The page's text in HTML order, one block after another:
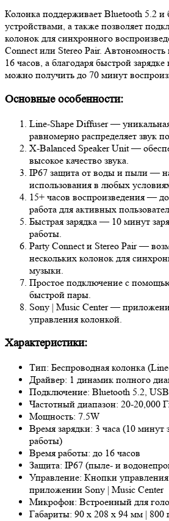
Колонка поддерживает Bluetooth 5.2
устройствами, а также позволяет
колонок для синхронного
Connect или Stereo Pair. Автономность
16 часов, а благодаря быстрой зарядке
можно получить до 70 минут
Основные особенности:
Line-Shape Diffuser —
равномерно распределяет звук
X-Balanced Speaker Unit —
высокое качество звука.
IP67 защита от воды и пыли —
использования в любых
15+ часов воспроизведения —
работа для активных
Быстрая зарядка — 10 минут
работы.
Party Connect и Stereo Pair —
нескольких колонок для
музыки.
Простое подключение с
быстрой пары.
Sony | Music Center —
управления колонкой.
Характеристики:
Тип: Беспроводная колонка
Драйвер: 1 динамик полного
Подключение: Bluetooth 5.2,
Частотный диапазон: 20-20,000
Мощность: 7.5W
Время зарядки: 3 часа (10
работы)
Время работы: до 16 часов
Защита: IP67 (пыле- и
Управление: Кнопки
приложении Sony | Music Center
Микрофон: Встроенный для
Габариты: 90 x 208 x 94 мм | 800